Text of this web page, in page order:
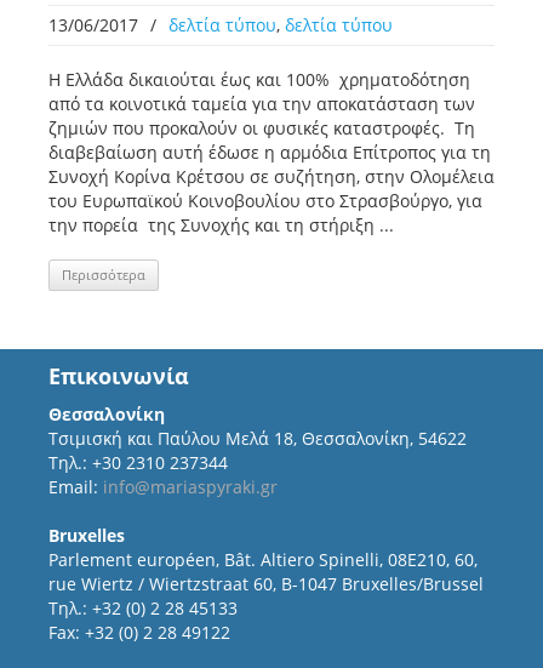
13/06/2017 / δελτία τύπου, δελτία τύπου
Η Ελλάδα δικαιούται έως και 100% χρηματοδότηση
από τα κοινοτικά ταμεία για την αποκατάσταση των
ζημιών που προκαλούν οι φυσικές καταστροφές. Τη
διαβεβαίωση αυτή έδωσε η αρμόδια Επίτροπος για τη
Συνοχή Κορίνα Κρέτσου σε συζήτηση, στην Ολομέλεια
του Ευρωπαϊκού Κοινοβουλίου στο Στρασβούργο, για
την πορεία της Συνοχής και τη στήριξη ...
Περισσότερα
Επικοινωνία
Θεσσαλονίκη
Τσιμισκή και Παύλου Μελά 18, Θεσσαλονίκη, 54622
Τηλ.: +30 2310 237344
Email: info@mariaspyraki.gr
Bruxelles
Parlement européen, Bât. Altiero Spinelli, 08E210, 60,
rue Wiertz / Wiertzstraat 60, B-1047 Bruxelles/Brussel
Τηλ.: +32 (0) 2 28 45133
Fax: +32 (0) 2 28 49122